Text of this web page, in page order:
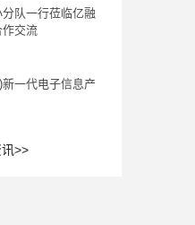
队一行莅临亿融
作交流
一代电子信息产
>>